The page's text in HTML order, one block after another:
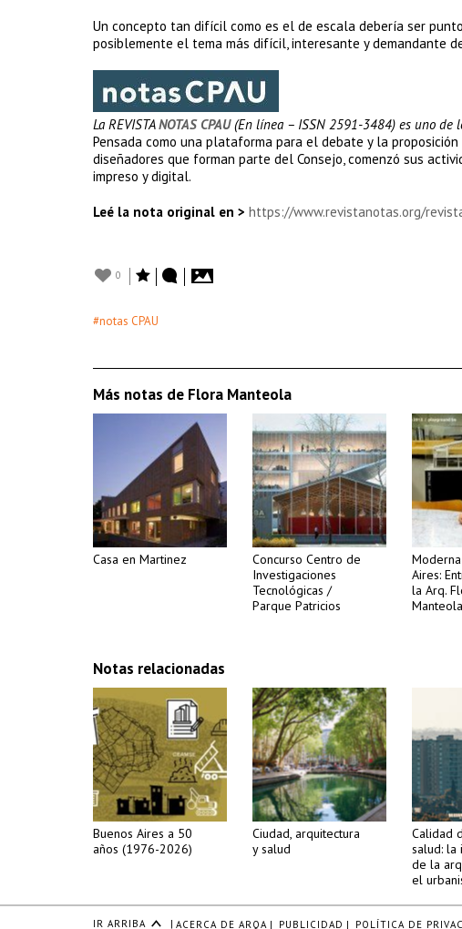
Un concepto tan difícil como es el de escala debería ser
posiblemente el tema más difícil, interesante y demandante
La REVISTANOTAS CPAU(En línea – ISSN 2591-3484) es uno de
Pensada como una plataforma para el debate y la
diseñadores que forman parte del Consejo, comenzó sus
impreso y digital.
Leé la nota original en > https://www.revistanotas.org/
0
#notas CPAU
Más notas de Flora Manteola
Casa en Martinez
Concurso Centro de
Investigaciones
Tecnológicas /
Parque Patricios
Aires:
la Arq.
Manteola
Notas relacionadas
Buenos Aires a 50
años (1976-2026)
Ciudad, arquitectura
y salud
Calidad
salud: la
de la
el
IR ARRIBA | ACERCA DE ARQA | PUBLICIDAD | POLÍTICA DE